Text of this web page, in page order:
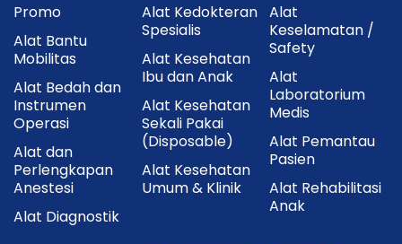
Promo
Alat Bantu
Mobilitas
Alat Bedah dan
Instrumen
Operasi
Alat dan
Perlengkapan
Anestesi
Alat Diagnostik
Alat Kedokteran
Spesialis
Alat Kesehatan
Ibu dan Anak
Alat Kesehatan
Sekali Pakai
(Disposable)
Alat Kesehatan
Umum & Klinik
Alat
Keselamatan /
Safety
Alat
Laboratorium
Medis
Alat Pemantau
Pasien
Alat Rehabilitasi
Anak